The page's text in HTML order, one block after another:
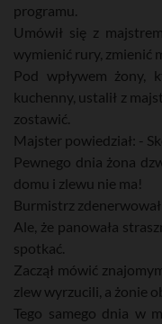
programu.
Umówił się z
wymienić rury, zmienić
Pod wpływem żony,
kuchenny, ustalił z
zostawić.
Majster powiedział: -
Pewnego dnia żona
domu i zlewu nie ma!
Burmistrz
Ale, że panowała
spotkać.
Zaczął mówić
zlew wyrzucili, a żonie
Tego samego dnia w